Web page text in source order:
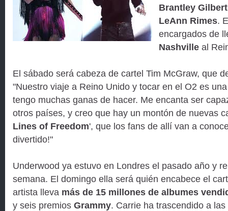
Brantley Gilbert
LeAnn Rimes.
encargados de
Nashville al
El sábado será cabeza de cartel Tim McGraw, que
"Nuestro viaje a Reino Unido y tocar en el O2 es
tengo muchas ganas de hacer. Me encanta ser
otros países, y creo que hay un montón de nuevas
Lines of Freedom', que los fans de allí van a
divertido!"
Underwood ya estuvo en Londres el pasado año y
semana. El domingo ella será quién encabece el
artista lleva más de 15 millones de albumes
y seis premios Grammy. Carrie ha trascendido a